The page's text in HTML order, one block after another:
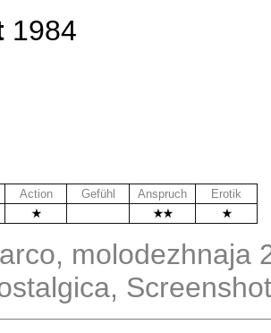
1984
Action Gefühl Anspruch
Erotik
molodezhnaja